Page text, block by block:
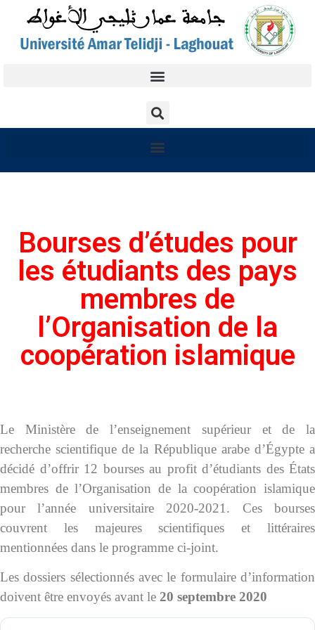
Bourses d’études pour
les étudiants des pays
membres de
l’Organisation de la
coopération islamique
Le Ministère de l’enseignement supérieur et de la
recherche scientifique de la République arabe d’Égypte a
décidé d’offrir 12 bourses au profit d’étudiants des États
membres de l’Organisation de la coopération islamique
pour l’année universitaire 2020-2021. Ces bourses
couvrent les majeures scientifiques et littéraires
mentionnées dans le programme ci-joint.
Les dossiers sélectionnés avec le formulaire d’information
doivent être envoyés avant le 20 septembre 2020